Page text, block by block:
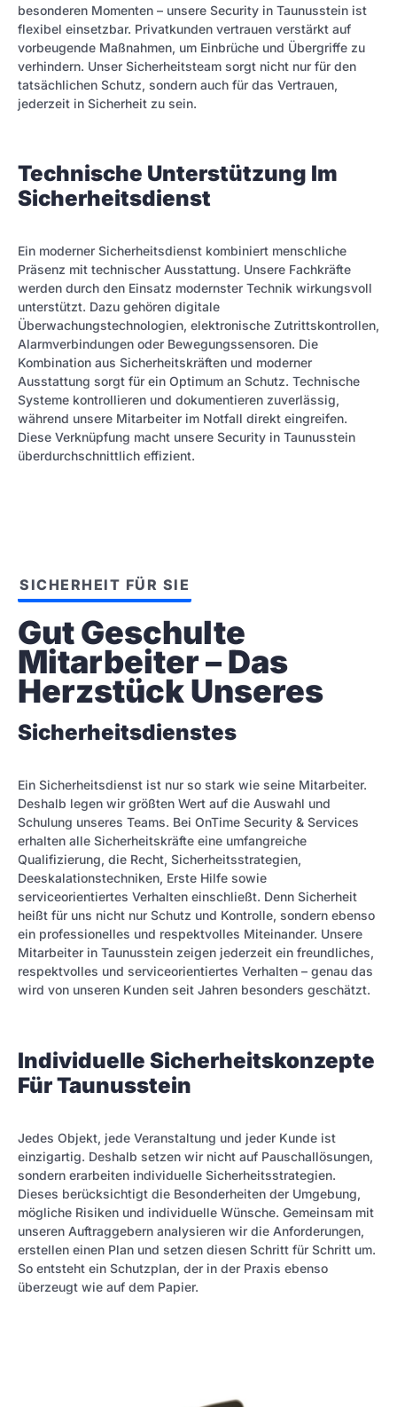
besonderen Momenten – unsere Security in Taunusstein ist
flexibel einsetzbar. Privatkunden vertrauen verstärkt auf
vorbeugende Maßnahmen, um Einbrüche und Übergriffe zu
verhindern. Unser Sicherheitsteam sorgt nicht nur für den
tatsächlichen Schutz, sondern auch für das Vertrauen,
jederzeit in Sicherheit zu sein.
Technische Unterstützung Im
Sicherheitsdienst
Ein moderner Sicherheitsdienst kombiniert menschliche
Präsenz mit technischer Ausstattung. Unsere Fachkräfte
werden durch den Einsatz modernster Technik wirkungsvoll
unterstützt. Dazu gehören digitale
Überwachungstechnologien, elektronische Zutrittskontrollen,
Alarmverbindungen oder Bewegungssensoren. Die
Kombination aus Sicherheitskräften und moderner
Ausstattung sorgt für ein Optimum an Schutz. Technische
Systeme kontrollieren und dokumentieren zuverlässig,
während unsere Mitarbeiter im Notfall direkt eingreifen.
Diese Verknüpfung macht unsere Security in Taunusstein
überdurchschnittlich effizient.
SICHERHEIT FÜR SIE
Gut Geschulte
Mitarbeiter – Das
Herzstück Unseres
Sicherheitsdienstes
Ein Sicherheitsdienst ist nur so stark wie seine Mitarbeiter.
Deshalb legen wir größten Wert auf die Auswahl und
Schulung unseres Teams. Bei OnTime Security & Services
erhalten alle Sicherheitskräfte eine umfangreiche
Qualifizierung, die Recht, Sicherheitsstrategien,
Deeskalationstechniken, Erste Hilfe sowie
serviceorientiertes Verhalten einschließt. Denn Sicherheit
heißt für uns nicht nur Schutz und Kontrolle, sondern ebenso
ein professionelles und respektvolles Miteinander. Unsere
Mitarbeiter in Taunusstein zeigen jederzeit ein freundliches,
respektvolles und serviceorientiertes Verhalten – genau das
wird von unseren Kunden seit Jahren besonders geschätzt.
Individuelle Sicherheitskonzepte
Für Taunusstein
Jedes Objekt, jede Veranstaltung und jeder Kunde ist
einzigartig. Deshalb setzen wir nicht auf Pauschallösungen,
sondern erarbeiten individuelle Sicherheitsstrategien.
Dieses berücksichtigt die Besonderheiten der Umgebung,
mögliche Risiken und individuelle Wünsche. Gemeinsam mit
unseren Auftraggebern analysieren wir die Anforderungen,
erstellen einen Plan und setzen diesen Schritt für Schritt um.
So entsteht ein Schutzplan, der in der Praxis ebenso
überzeugt wie auf dem Papier.